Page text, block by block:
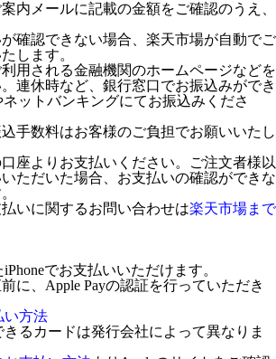
内メールに記載の金額をご確認のうえ、
確認できない場合、楽天市場が自動でご
します。
用される金融機関のホームページなどを
連休時など、銀行窓口でお振込みができ
ットバンキングにてお振込みくださ
手数料はお客様のご負担でお願いいたし
座よりお支払いください。ご注文者様以
ただいた場合、お支払いの確認ができな
いに関するお問い合わせは楽天市場まで
でお支払いいただけます。
に、Apple Payの認証を行っていただき
い方法
きるカードは発行会社によって異なりま